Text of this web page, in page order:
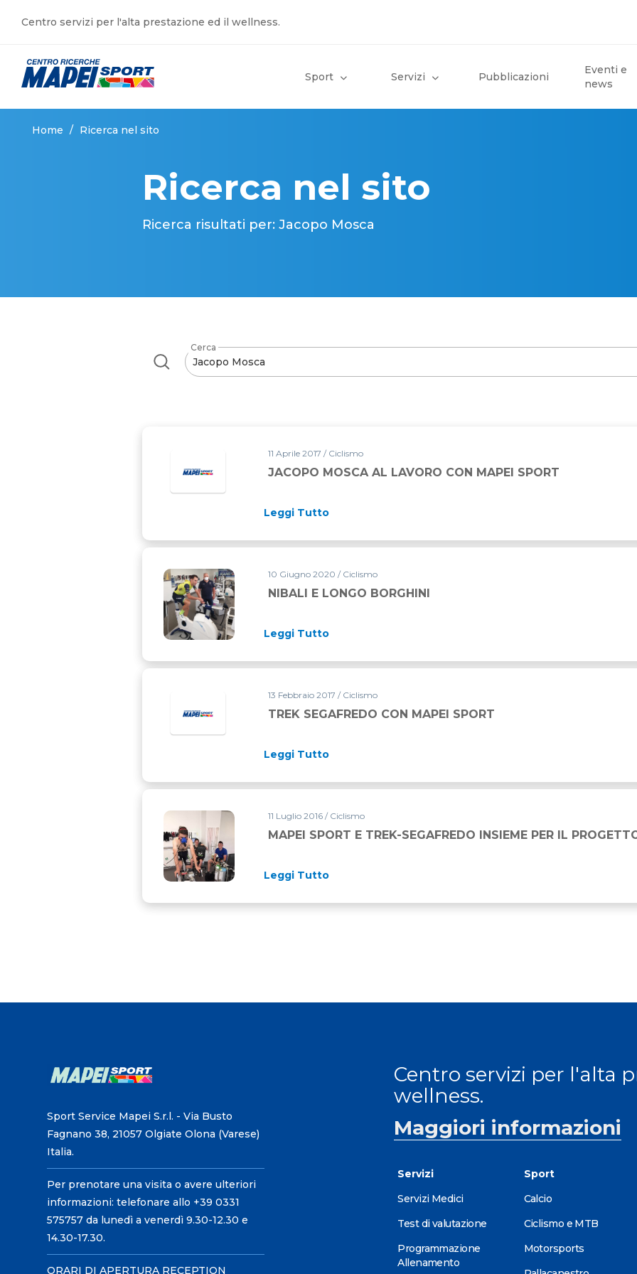
Centro servizi per l'alta prestazione ed il wellness.
Sport Servizi Pubblicazioni
Eventi e
news
Home / Ricerca nel sito
Ricerca nel sito
Ricerca risultati per: Jacopo Mosca
Cerca
11 Aprile 2017 / Ciclismo
JACOPO MOSCA AL LAVORO CON MAPEI SPORT
Leggi Tutto
10 Giugno 2020 / Ciclismo
NIBALI E LONGO BORGHINI
Leggi Tutto
13 Febbraio 2017 / Ciclismo
TREK SEGAFREDO CON MAPEI SPORT
Leggi Tutto
11 Luglio 2016 / Ciclismo
MAPEI SPORT E TREK-SEGAFREDO INSIEME PER IL
Leggi Tutto
Sport Service Mapei S.r.l. - Via Busto
Fagnano 38, 21057 Olgiate Olona (Varese)
Italia.
Per prenotare una visita o avere ulteriori
informazioni: telefonare allo +39 0331
575757 da lunedì a venerdì 9.30-12.30 e
14.30-17.30.
ORARI DI APERTURA RECEPTION
Centro servizi per l'alta
wellness.
Maggiori informazioni
Servizi
Servizi Medici
Test di valutazione
Programmazione
Allenamento
Sport
Calcio
Ciclismo e MTB
Motorsports